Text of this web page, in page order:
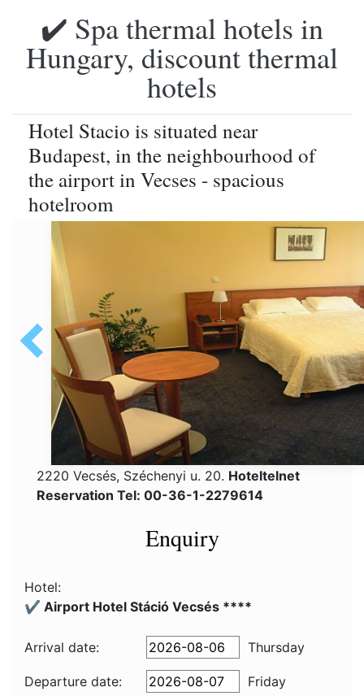
✔️ Spa thermal hotels in
Hungary, discount thermal
hotels
Hotel Stacio is situated near
Budapest, in the neighbourhood of
the airport in Vecses - spacious
hotelroom
2220 Vecsés, Széchenyi u. 20. Hoteltelnet
Reservation Tel: 00-36-1-2279614
Enquiry
Hotel:
✔️ Airport Hotel Stáció Vecsés ****
Arrival date: Thursday
Departure date:
Friday